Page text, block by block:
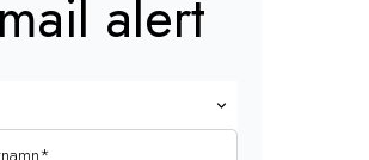
mail alert